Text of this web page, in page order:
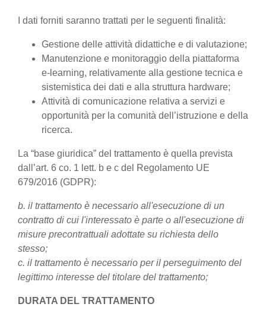
I dati forniti saranno trattati per le seguenti finalità:
Gestione delle attività didattiche e di valutazione;
Manutenzione e monitoraggio della piattaforma
e-learning, relativamente alla gestione tecnica e
sistemistica dei dati e alla struttura hardware;
Attività di comunicazione relativa a servizi e
opportunità per la comunità dell’istruzione e della
ricerca.
La “base giuridica” del trattamento è quella prevista
dall’art. 6 co. 1 lett. b e c del Regolamento UE
679/2016 (GDPR):
b. il trattamento è necessario all'esecuzione di un
contratto di cui l'interessato è parte o all'esecuzione di
misure precontrattuali adottate su richiesta dello
stesso;
c. il trattamento è necessario per il perseguimento del
legittimo interesse del titolare del trattamento;
DURATA DEL TRATTAMENTO